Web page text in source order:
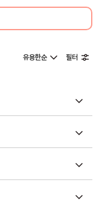
유용한순 필터